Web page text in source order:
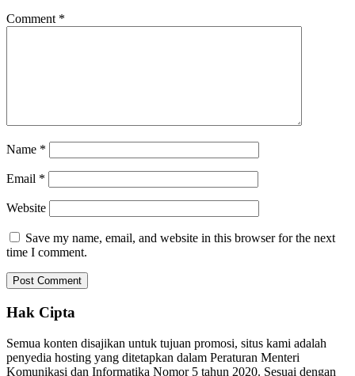
Comment *
Name *
Email *
Website
Save my name, email, and website in this browser for the next
time I comment.
Hak Cipta
Semua konten disajikan untuk tujuan promosi, situs kami adalah
penyedia hosting yang ditetapkan dalam Peraturan Menteri
Komunikasi dan Informatika Nomor 5 tahun 2020. Sesuai dengan